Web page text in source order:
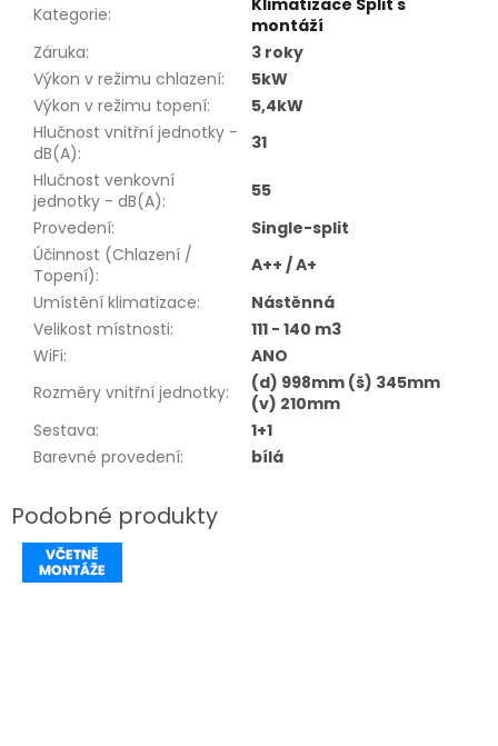
Kategorie:
Klimatizace Split s
montáží
Záruka:
3 roky
Výkon v režimu chlazení:
5kW
Výkon v režimu topení:
5,4kW
Hlučnost vnitřní jednotky -
dB(A):
31
Hlučnost venkovní
jednotky - dB(A):
55
Provedení:
Single-split
Účinnost (Chlazení /
Topení):
A++ / A+
Umístění klimatizace:
Nástěnná
Velikost místnosti:
111 - 140 m3
WiFi:
ANO
Rozměry vnitřní jednotky:
(d) 998mm (š) 345mm
(v) 210mm
Sestava:
1+1
Barevné provedení: bílá